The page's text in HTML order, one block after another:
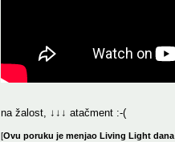
na žalost, ↓↓↓ atačment :-(
[Ovu poruku je menjao Living Light dana